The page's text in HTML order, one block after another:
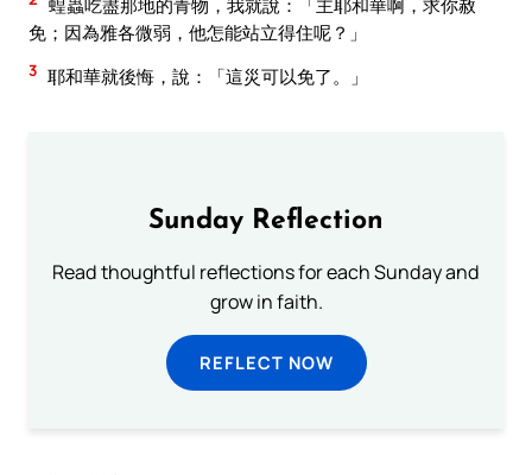
免；因為雅各微弱，他怎能站立得住呢？」
3 耶和華就後悔，說：「這災可以免了。」
Sunday Reflection
Read thoughtful reflections for each Sunday and
grow in faith.
REFLECT NOW